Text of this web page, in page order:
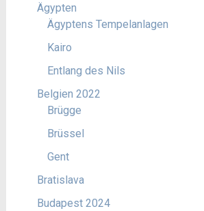
Ägypten
Ägyptens Tempelanlagen
Kairo
Entlang des Nils
Belgien 2022
Brügge
Brüssel
Gent
Bratislava
Budapest 2024